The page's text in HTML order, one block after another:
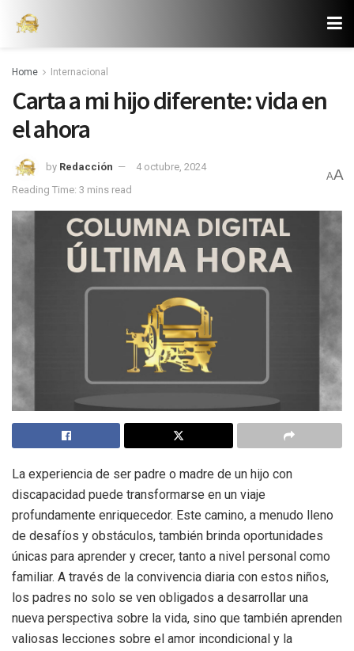
Home Internacional
Carta a mi hijo diferente: vida en
el ahora
by Redacción
4 octubre, 2024
Reading Time: 3 mins read
AA
La experiencia de ser padre o madre de un hijo con
discapacidad puede transformarse en un viaje
profundamente enriquecedor. Este camino, a menudo lleno
de desafíos y obstáculos, también brinda oportunidades
únicas para aprender y crecer, tanto a nivel personal como
familiar. A través de la convivencia diaria con estos niños,
los padres no solo se ven obligados a desarrollar una
nueva perspectiva sobre la vida, sino que también aprenden
valiosas lecciones sobre el amor incondicional y la